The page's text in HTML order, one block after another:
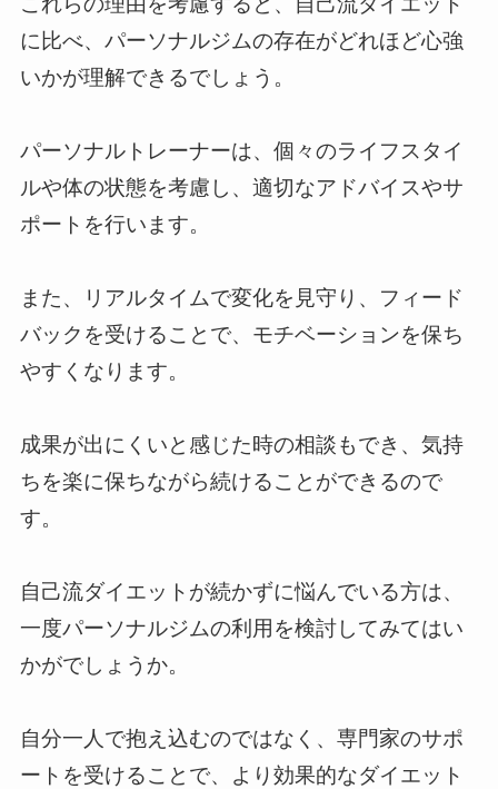
に比べ、パーソナルジムの存在がどれほど心強
いかが理解できるでしょう。
パーソナルトレーナーは、個々のライフスタイ
ルや体の状態を考慮し、適切なアドバイスやサ
ポートを行います。
また、リアルタイムで変化を見守り、フィード
バックを受けることで、モチベーションを保ち
やすくなります。
成果が出にくいと感じた時の相談もでき、気持
ちを楽に保ちながら続けることができるので
す。
自己流ダイエットが続かずに悩んでいる方は、
一度パーソナルジムの利用を検討してみてはい
かがでしょうか。
自分一人で抱え込むのではなく、専門家のサポ
ートを受けることで、より効果的なダイエット